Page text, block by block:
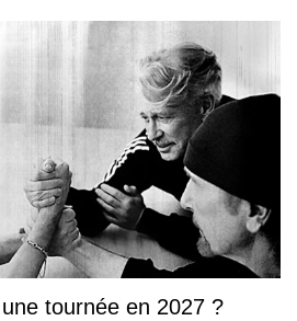
tournée en 2027 ?